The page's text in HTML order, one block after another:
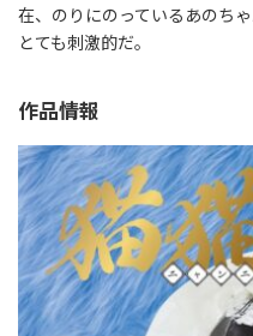
在、のりにのっているあのち
とても刺激的だ。
作品情報